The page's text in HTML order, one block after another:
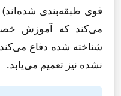
قوی طبقه‌بندی
می‌کند که آموزش
شناخته شده دفاع
نشده نیز تعمیم می‌یابد.